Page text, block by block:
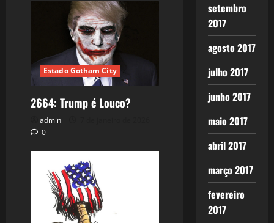
Estado Gotham City
2664: Trump é Louco?
admin
0
setembro
2017
agosto 2017
julho 2017
junho 2017
maio 2017
abril 2017
março 2017
fevereiro
2017